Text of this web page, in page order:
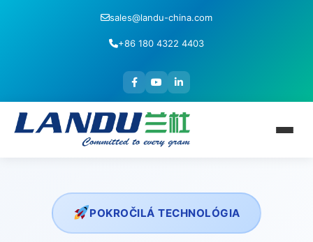
sales@landu-china.com
+86 180 4322 4403
POKROČILÁ TECHNOLÓGIA